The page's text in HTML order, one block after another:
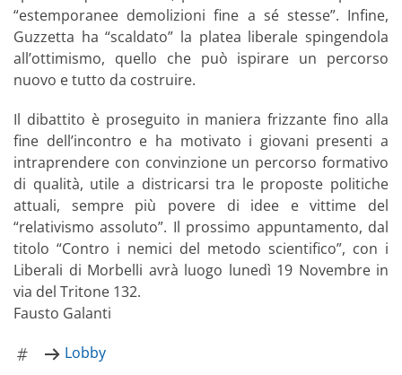
“estemporanee demolizioni fine a sé stesse”. Infine,
Guzzetta ha “scaldato” la platea liberale spingendola
all’ottimismo, quello che può ispirare un percorso
nuovo e tutto da costruire.
Il dibattito è proseguito in maniera frizzante fino alla
fine dell’incontro e ha motivato i giovani presenti a
intraprendere con convinzione un percorso formativo
di qualità, utile a districarsi tra le proposte politiche
attuali, sempre più povere di idee e vittime del
“relativismo assoluto”. Il prossimo appuntamento, dal
titolo “Contro i nemici del metodo scientifico”, con i
Liberali di Morbelli avrà luogo lunedì 19 Novembre in
via del Tritone 132.
Fausto Galanti
Lobby